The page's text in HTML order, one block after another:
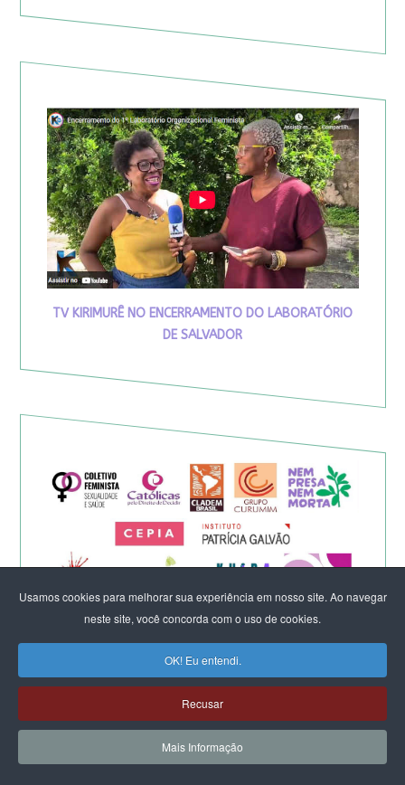
Usamos cookies para melhorar sua experiência em nosso site. Ao navegar
neste site, você concorda com o uso de cookies.
OK! Eu entendi.
Recusar
Mais Informação
TV KIRIMURÊ NO ENCERRAMENTO DO LABORATÓRIO
DE SALVADOR
Eleição de Erika Hilton para
presidente da Comissão da
Mulher é um fato importante
para a democracia